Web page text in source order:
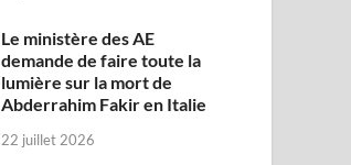
Le ministère des AE
demande de faire toute la
lumière sur la mort de
Abderrahim Fakir en Italie
22 juillet 2026